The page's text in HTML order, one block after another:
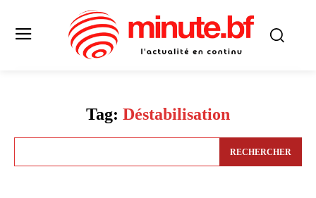
Tag: Déstabilisation
RECHERCHER